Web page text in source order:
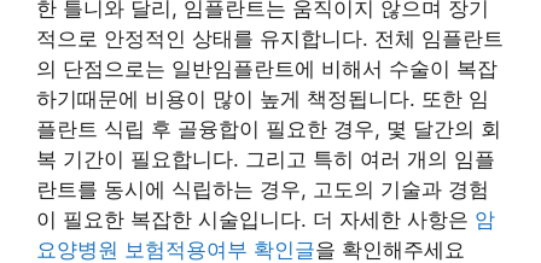
한 틀니와 달리, 임플란트는 움직이지 않으며 장기
적으로 안정적인 상태를 유지합니다. 전체 임플란트
의 단점으로는 일반임플란트에 비해서 수술이 복잡
하기때문에 비용이 많이 높게 책정됩니다. 또한 임
플란트 식립 후 골융합이 필요한 경우, 몇 달간의 회
복 기간이 필요합니다. 그리고 특히 여러 개의 임플
란트를 동시에 식립하는 경우, 고도의 기술과 경험
이 필요한 복잡한 시술입니다. 더 자세한 사항은 암
요양병원 보험적용여부 확인글을 확인해주세요